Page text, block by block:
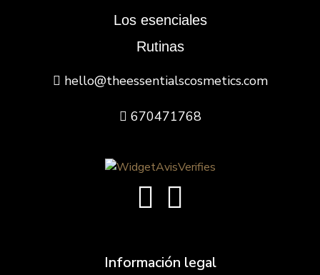
Los esenciales
Rutinas
hello@theessentialscosmetics.com
670471768
Información legal